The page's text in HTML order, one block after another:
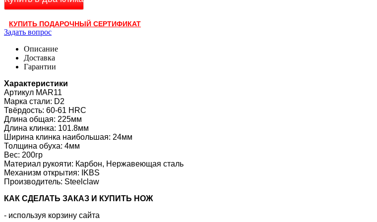
КУПИТЬ ПОДАРОЧНЫЙ СЕРТИФИКАТ
Задать вопрос
Описание
Доставка
Гарантии
Характеристики
Артикул MAR11
Марка стали: D2
Твёрдость: 60-61 HRC
Длина общая: 225мм
Длина клинка: 101.8мм
Ширина клинка наибольшая: 24мм
Толщина обуха: 4мм
Вес: 200гр
Материал рукояти: Карбон, Нержавеющая сталь
Механизм открытия: IKBS
Производитель: Steelclaw
КАК CДЕЛАТЬ ЗАКАЗ И КУПИТЬ НОЖ
- используя корзину сайта